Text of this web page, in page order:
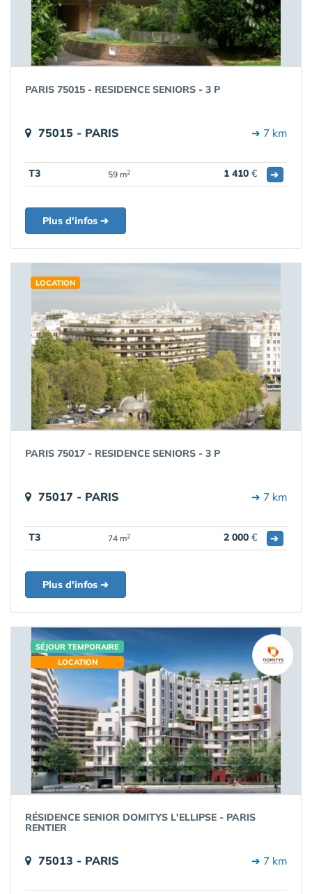
PARIS 75015 - RESIDENCE SENIORS - 3 P
75015 - PARIS ➔ 7 km
T3 59 m2 1 410 € ➔
Plus d'infos ➔
LOCATION
PARIS 75017 - RESIDENCE SENIORS - 3 P
75017 - PARIS ➔ 7 km
T3 74 m2 2 000 € ➔
Plus d'infos ➔
SÉJOUR TEMPORAIRE
LOCATION
RÉSIDENCE SENIOR DOMITYS L'ELLIPSE - PARIS
RENTIER
75013 - PARIS ➔ 7 km